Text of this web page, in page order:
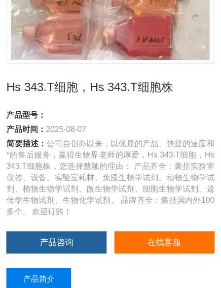
Hs 343.T细胞，Hs 343.T细胞株
产品型号：
产品时间： 2025-08-07
简要描述：公司自创办以来，以优质的产品、快捷的速度和
*的售后服务，赢得生物界老师的厚爱，Hs 343.T细胞，Hs
343.T细胞株，您选择慧颖的理由： 产品齐全：囊括实验室
仪器、设备、实验室耗材、免疫生物学试剂、动物生物学试
剂、植物生物学试剂、微生物学试剂、细胞生物学试剂、遗
传学生物试剂、生物化学试剂。 品牌齐全：囊括国内外100
多个。 欢迎订购！
产品咨询 在线客服
产品简介